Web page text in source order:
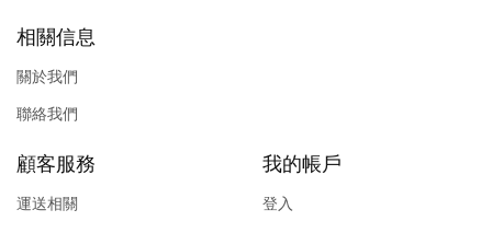
相關信息
關於我們
聯絡我們
顧客服務
運送相關
我的帳戶
登入